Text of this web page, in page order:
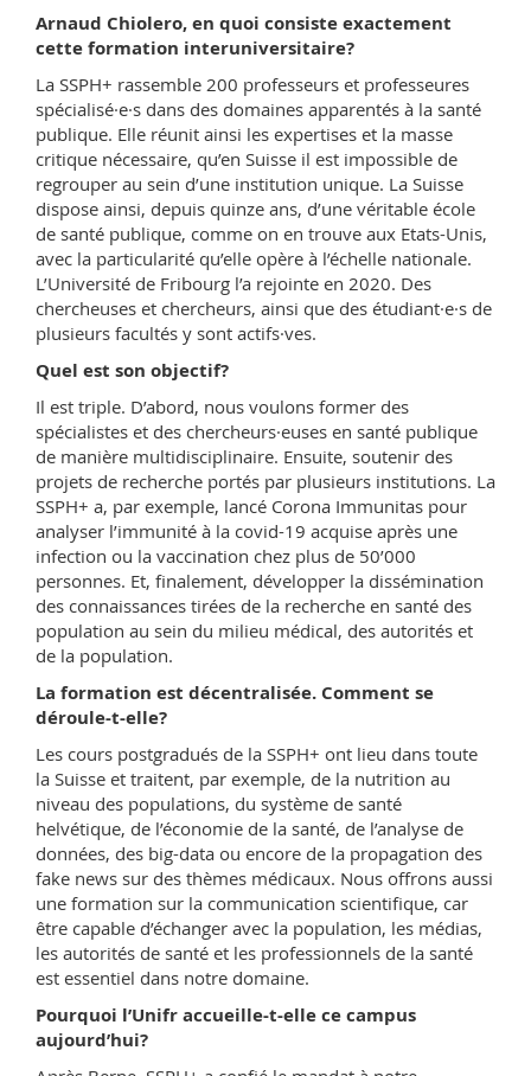
Arnaud Chiolero, en quoi consiste exactement
cette formation interuniversitaire?
La SSPH+ rassemble 200 professeurs et professeures
spécialisé·e·s dans des domaines apparentés à la santé
publique. Elle réunit ainsi les expertises et la masse
critique nécessaire, qu’en Suisse il est impossible de
regrouper au sein d’une institution unique. La Suisse
dispose ainsi, depuis quinze ans, d’une véritable école
de santé publique, comme on en trouve aux Etats-Unis,
avec la particularité qu’elle opère à l’échelle nationale.
L’Université de Fribourg l’a rejointe en 2020. Des
chercheuses et chercheurs, ainsi que des étudiant·e·s de
plusieurs facultés y sont actifs·ves.
Quel est son objectif?
Il est triple. D’abord, nous voulons former des
spécialistes et des chercheurs·euses en santé publique
de manière multidisciplinaire. Ensuite, soutenir des
projets de recherche portés par plusieurs institutions. La
SSPH+ a, par exemple, lancé Corona Immunitas pour
analyser l’immunité à la covid-19 acquise après une
infection ou la vaccination chez plus de 50’000
personnes. Et, finalement, développer la dissémination
des connaissances tirées de la recherche en santé des
population au sein du milieu médical, des autorités et
de la population.
La formation est décentralisée. Comment se
déroule-t-elle?
Les cours postgradués de la SSPH+ ont lieu dans toute
la Suisse et traitent, par exemple, de la nutrition au
niveau des populations, du système de santé
helvétique, de l’économie de la santé, de l’analyse de
données, des big-data ou encore de la propagation des
fake news sur des thèmes médicaux. Nous offrons aussi
une formation sur la communication scientifique, car
être capable d’échanger avec la population, les médias,
les autorités de santé et les professionnels de la santé
est essentiel dans notre domaine.
Pourquoi l’Unifr accueille-t-elle ce campus
aujourd’hui?